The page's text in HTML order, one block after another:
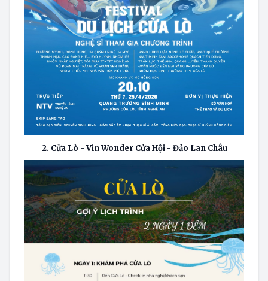
2. Cửa Lò - Vin Wonder Cửa Hội - Đảo Lan Châu